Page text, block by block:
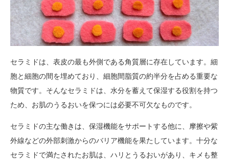
セラミドは、表皮の最も外側である角質層に存在しています。細
胞と細胞の間を埋めており、細胞間脂質の約半分を占める重要な
物質です。そんなセラミドは、水分を蓄えて保湿する役割を持つ
ため、お肌のうるおいを保つには必要不可欠なものです。
セラミドの主な働きは、保湿機能をサポートする他に、摩擦や紫
外線などの外部刺激からのバリア機能を果たしています。十分な
セラミドで満たされたお肌は、ハリとうるおいがあり、キメも整